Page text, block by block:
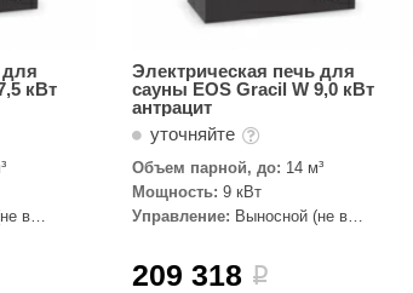
Феникс
для
кВт
в
Электрическая печь для
сауны EOS Gracil W 9,0 кВт
антрацит
уточняйте
Объем парной, до: 14 м³
Мощность: 9 кВт
Управление: Выносной (не в
209 318 i